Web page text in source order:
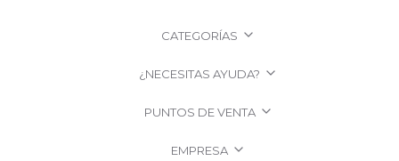
CATEGORÍAS
¿NECESITAS AYUDA?
PUNTOS DE VENTA
EMPRESA